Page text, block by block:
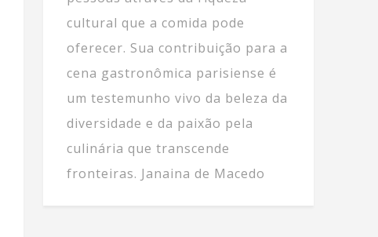
cultural que a comida pode
oferecer. Sua contribuição para a
cena gastronômica parisiense é
um testemunho vivo da beleza da
diversidade e da paixão pela
culinária que transcende
fronteiras. Janaina de Macedo